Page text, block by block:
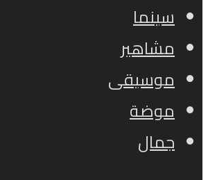
سينما
مشاهير
موسيقى
موضة
جمال